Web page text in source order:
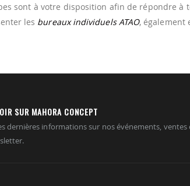
sont à votre disposition afin de répondre à
les bureaux individuels ATAO, également
SUR MAHORA CONCEPT
dernières informations sur nos événements,